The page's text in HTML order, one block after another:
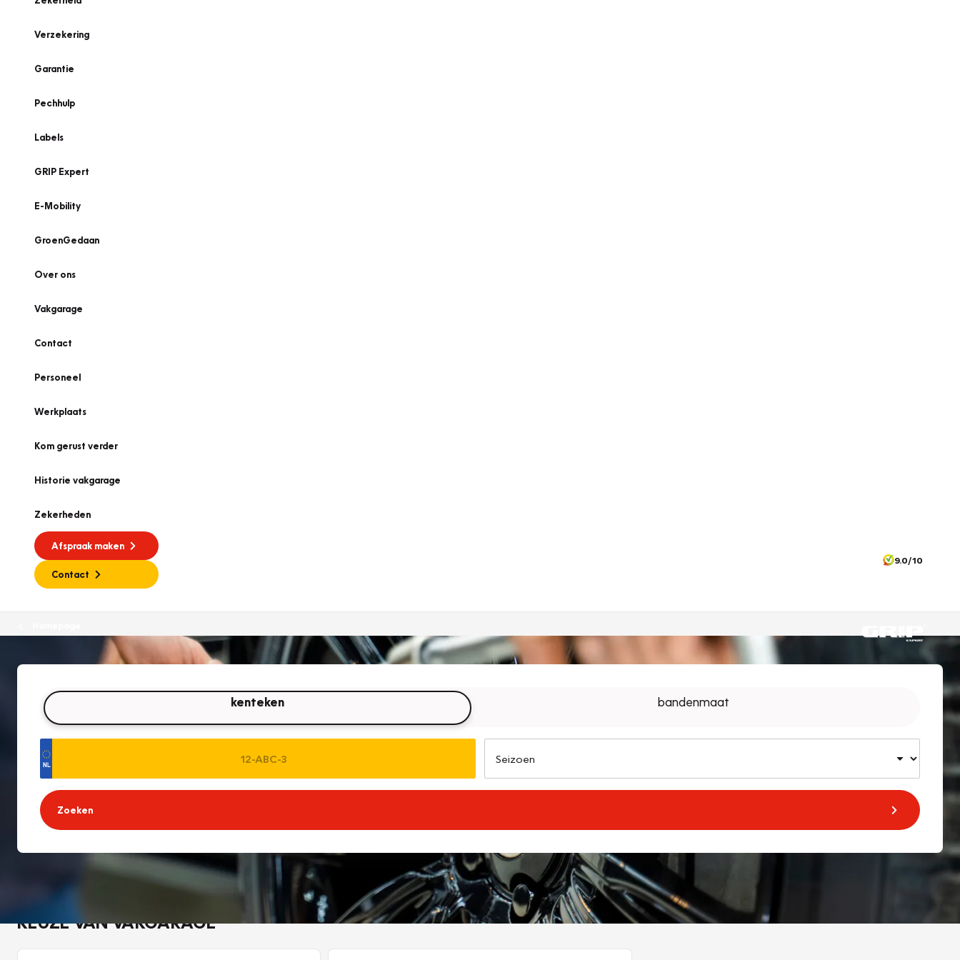
Verzekering
Garantie
Pechhulp
Labels
GRIP Expert
E-Mobility
GroenGedaan
Over ons
Vakgarage
Contact
Personeel
Werkplaats
Kom gerust verder
Historie vakgarage
Zekerheden
Afspraak maken
Contact
9.0/10
kenteken bandenmaat
Zoeken
KEUZE VAN VAKGARAGE